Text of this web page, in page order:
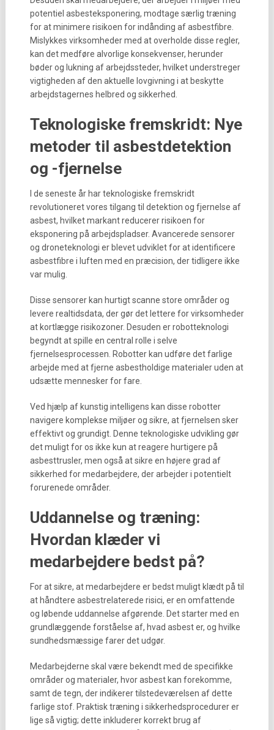
potentiel asbesteksponering, modtage særlig træning
for at minimere risikoen for indånding af asbestfibre.
Mislykkes virksomheder med at overholde disse regler,
kan det medføre alvorlige konsekvenser, herunder
bøder og lukning af arbejdssteder, hvilket understreger
vigtigheden af den aktuelle lovgivning i at beskytte
arbejdstagernes helbred og sikkerhed.
Teknologiske fremskridt: Nye
metoder til asbestdetektion
og -fjernelse
I de seneste år har teknologiske fremskridt
revolutioneret vores tilgang til detektion og fjernelse af
asbest, hvilket markant reducerer risikoen for
eksponering på arbejdspladser. Avancerede sensorer
og droneteknologi er blevet udviklet for at identificere
asbestfibre i luften med en præcision, der tidligere ikke
var mulig.
Disse sensorer kan hurtigt scanne store områder og
levere realtidsdata, der gør det lettere for virksomheder
at kortlægge risikozoner. Desuden er robotteknologi
begyndt at spille en central rolle i selve
fjernelsesprocessen. Robotter kan udføre det farlige
arbejde med at fjerne asbestholdige materialer uden at
udsætte mennesker for fare.
Ved hjælp af kunstig intelligens kan disse robotter
navigere komplekse miljøer og sikre, at fjernelsen sker
effektivt og grundigt. Denne teknologiske udvikling gør
det muligt for os ikke kun at reagere hurtigere på
asbesttrusler, men også at sikre en højere grad af
sikkerhed for medarbejdere, der arbejder i potentielt
forurenede områder.
Uddannelse og træning:
Hvordan klæder vi
medarbejdere bedst på?
For at sikre, at medarbejdere er bedst muligt klædt på til
at håndtere asbestrelaterede risici, er en omfattende
og løbende uddannelse afgørende. Det starter med en
grundlæggende forståelse af, hvad asbest er, og hvilke
sundhedsmæssige farer det udgør.
Medarbejderne skal være bekendt med de specifikke
områder og materialer, hvor asbest kan forekomme,
samt de tegn, der indikerer tilstedeværelsen af dette
farlige stof. Praktisk træning i sikkerhedsprocedurer er
lige så vigtig; dette inkluderer korrekt brug af